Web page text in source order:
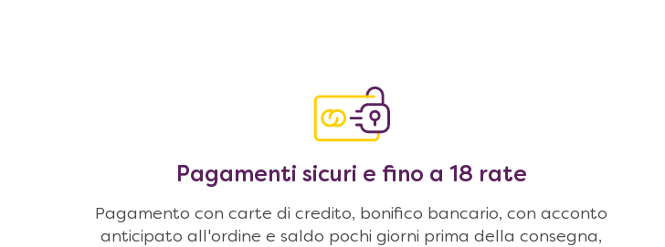
Pagamenti sicuri e fino a 18 rate
Pagamento con carte di credito, bonifico bancario, con acconto
anticipato all'ordine e saldo pochi giorni prima della consegna,